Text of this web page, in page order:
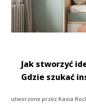
Jak stworzyć
Gdzie szukać
utworzone przezKasia